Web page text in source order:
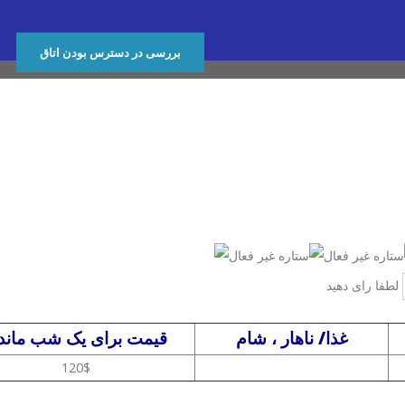
بررسی در دسترس بودن اتاق
لطفا رای دهید
قیمت برای یک شب غذا/ ناهار ، شام
120$